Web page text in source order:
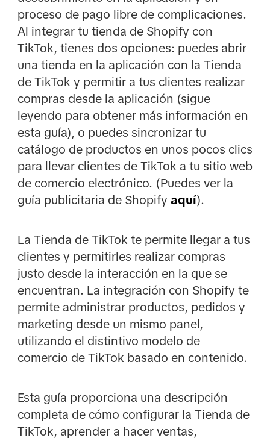
proceso de pago libre de complicaciones.
Al integrar tu tienda de Shopify con
TikTok, tienes dos opciones: puedes abrir
una tienda en la aplicación con la Tienda
de TikTok y permitir a tus clientes realizar
compras desde la aplicación (sigue
leyendo para obtener más información en
esta guía), o puedes sincronizar tu
catálogo de productos en unos pocos clics
para llevar clientes de TikTok a tu sitio web
de comercio electrónico. (Puedes ver la
guía publicitaria de Shopify aquí).
La Tienda de TikTok te permite llegar a tus
clientes y permitirles realizar compras
justo desde la interacción en la que se
encuentran. La integración con Shopify te
permite administrar productos, pedidos y
marketing desde un mismo panel,
utilizando el distintivo modelo de
comercio de TikTok basado en contenido.
Esta guía proporciona una descripción
completa de cómo configurar la Tienda de
TikTok, aprender a hacer ventas,